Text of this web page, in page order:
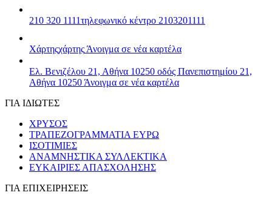
210 320 1111τηλεφωνικό κέντρο 2103201111
Χάρτηςχάρτης Άνοιγμα σε νέα καρτέλα
Ελ. Βενιζέλου 21, Αθήνα 10250 οδός Πανεπιστημίου 21,
Αθήνα 10250 Άνοιγμα σε νέα καρτέλα
ΓΙΑ ΙΔΙΩΤΕΣ
ΧΡΥΣΟΣ
ΤΡΑΠΕΖΟΓΡΑΜΜΑΤΙΑ ΕΥΡΩ
ΙΣΟΤΙΜΙΕΣ
ΑΝΑΜΝΗΣΤΙΚΑ ΣΥΛΛΕΚΤΙΚΑ
ΕΥΚΑΙΡΙΕΣ ΑΠΑΣΧΟΛΗΣΗΣ
ΓΙΑ ΕΠΙΧΕΙΡΗΣΕΙΣ